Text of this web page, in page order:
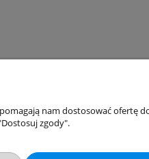
Moje
nam dostosować ofertę
zgody".